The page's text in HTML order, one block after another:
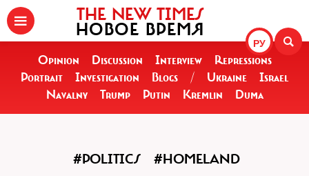
РУ
THE NEW TIMES
НОВОЕ ВРЕМЯ
Opinion Discussion Interview
Repressions
Portrait
Investigation Blogs / Ukraine
Israel
Navalny
Trump Putin Kremlin Duma
#POLITICS #HOMELAND